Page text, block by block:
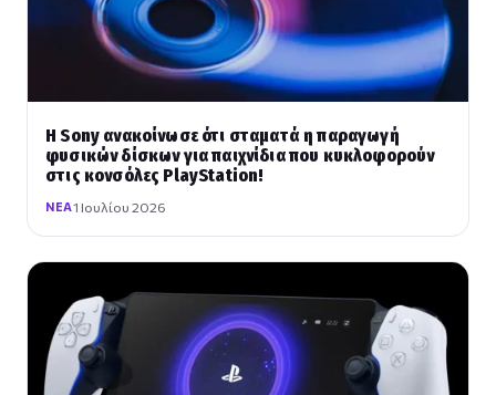
Η Sony ανακοίνωσε ότι σταματά η παραγωγή
φυσικών δίσκων για παιχνίδια που κυκλοφορούν
στις κονσόλες PlayStation!
ΝΈΑ1 Ιουλίου 2026